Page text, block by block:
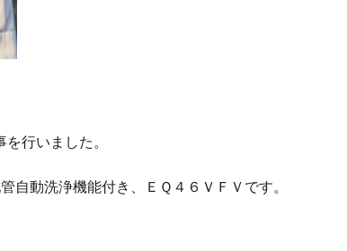
行いました。
自動洗浄機能付き、ＥＱ４６ＶＦＶです。